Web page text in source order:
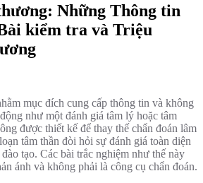
Những Thông tin
kiểm tra và Triệu
mục đích cung cấp thông tin và không
như một đánh giá tâm lý hoặc tâm
được thiết kế để thay thế chẩn đoán lâm
tâm thần đòi hỏi sự đánh giá toàn diện
tạo. Các bài trắc nghiệm như thế này
ánh và không phải là công cụ chẩn đoán.